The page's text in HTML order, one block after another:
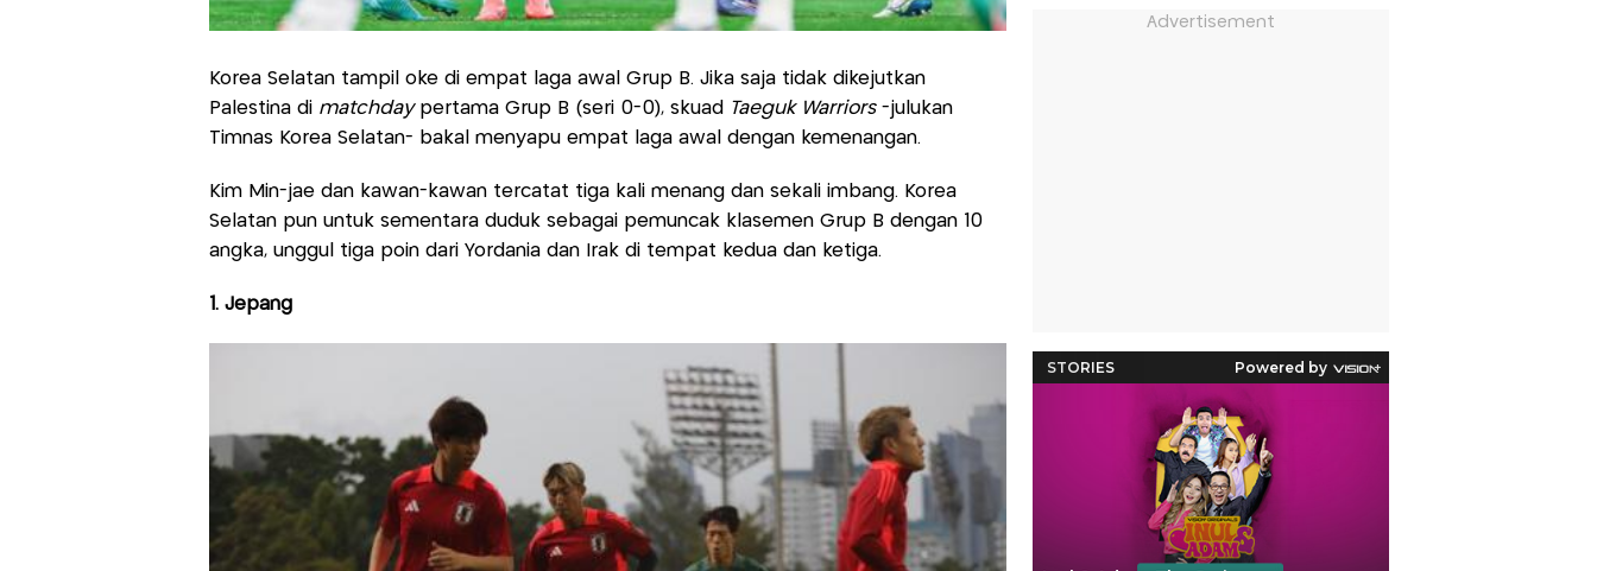
Korea Selatan tampil oke di empat laga awal Grup B. Jika saja tidak dikejutkan
Palestina di matchday pertama Grup B (seri 0-0), skuad Taeguk Warriors -julukan
Timnas Korea Selatan- bakal menyapu empat laga awal dengan kemenangan.
Kim Min-jae dan kawan-kawan tercatat tiga kali menang dan sekali imbang. Korea
Selatan pun untuk sementara duduk sebagai pemuncak klasemen Grup B dengan 10
angka, unggul tiga poin dari Yordania dan Irak di tempat kedua dan ketiga.
1. Jepang
Advertisement